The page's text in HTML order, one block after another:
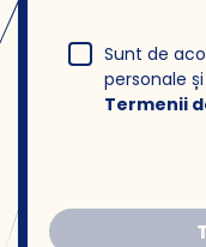
Sunt de
personale
Termenii